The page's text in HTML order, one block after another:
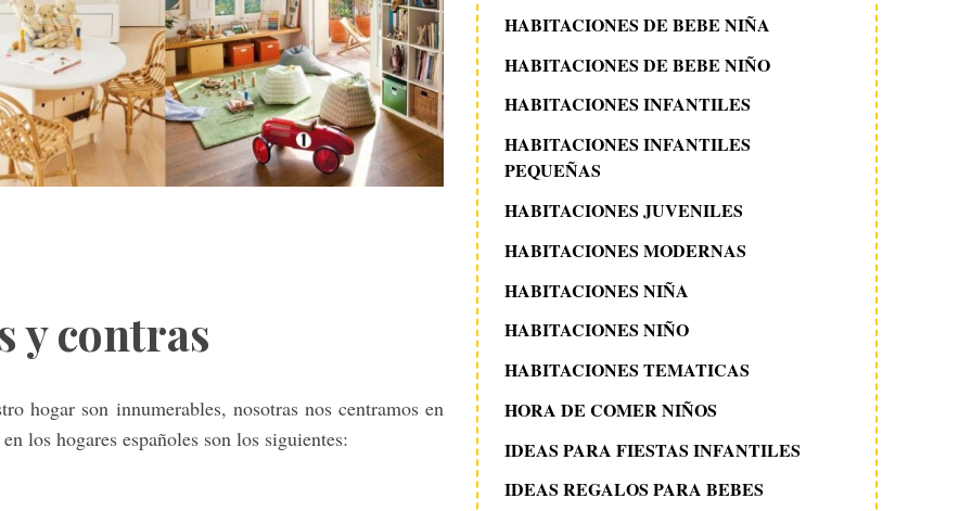
y contras
hogar son innumerables, nosotras nos centramos en
los hogares españoles son los siguientes:
HABITACIONES DE BEBE NIÑA
HABITACIONES DE BEBE NIÑO
HABITACIONES INFANTILES
HABITACIONES INFANTILES
PEQUEÑAS
HABITACIONES JUVENILES
HABITACIONES MODERNAS
HABITACIONES NIÑA
HABITACIONES NIÑO
HABITACIONES TEMATICAS
HORA DE COMER NIÑOS
IDEAS PARA FIESTAS INFANTILES
IDEAS REGALOS PARA BEBES